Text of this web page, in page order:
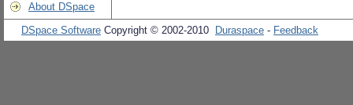
About DSpace
DSpace Software Copyright © 2002-2010 Duraspace - Feedback